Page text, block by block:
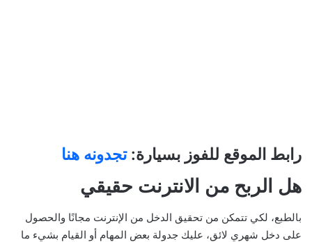
رابط الموقع للفوز بسيارة: تجدونه هنا
هل الربح من الانترنت حقيقي
بالطبع، لكي تتمكن من تحقيق الدخل من الإنترنت مجانًا والحصول
على دخل شهري لائق، عليك جدولة بعض المهام أو القيام بشيء ما